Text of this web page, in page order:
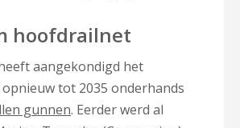
hoofdrailnet
aangekondigd het
tot 2035 onderhands
gunnen. Eerder werd al